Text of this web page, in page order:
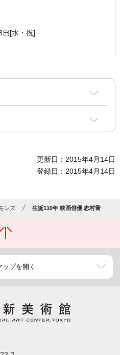
[水・祝]
更新日：2015年4月14日
登録日：2015年4月14日
ンズ 生誕110年 映画俳優 志村喬
プを開く